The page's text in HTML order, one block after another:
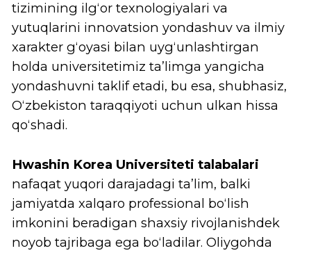
Lee, Sunghwa
Ingliz filologiyasi